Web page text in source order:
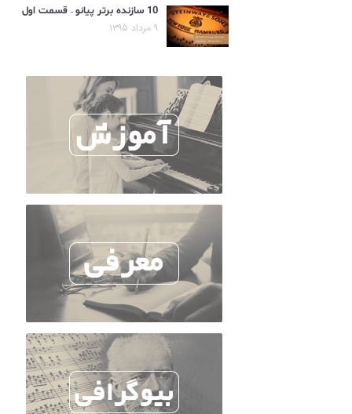
10 سازنده برتر پیانو – قسمت اول
۹ مرداد ۱۳۹۵